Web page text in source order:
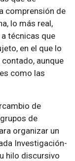
comprensión de
lo más real,
técnicas que
en el que lo
aunque
como las
de
de
organizar un
Investigación-
hilo discursivo